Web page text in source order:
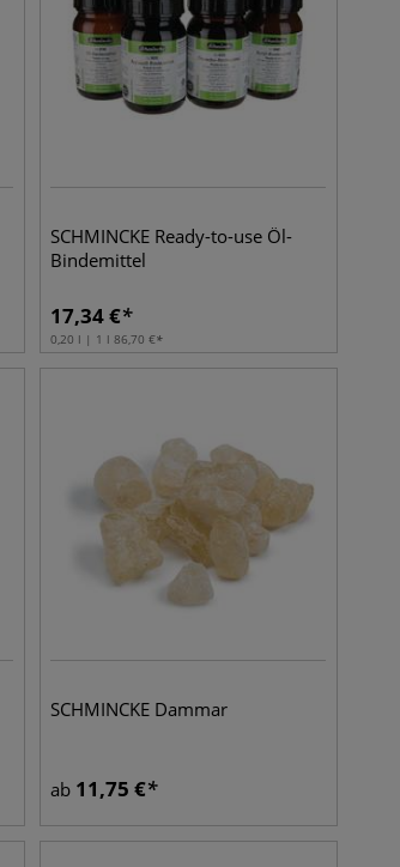
SCHMINCKE Ready-to-use Öl-
Bindemittel
17,34€
0,20 l | 1 l 86,70 €
SCHMINCKE Dammar
ab 11,75 €